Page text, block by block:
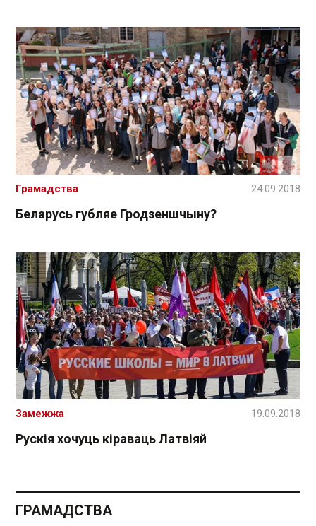
Беларусь губляе Гродзеншчыну?
Грамадства 24.09.2018
Рускія хочуць кіраваць Латвіяй
Замежжа 19.09.2018
ГРАМАДСТВА